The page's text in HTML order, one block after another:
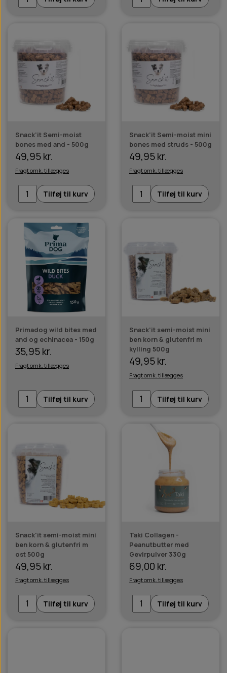
Snack'it Semi-moist
bones med and - 500g
49,95 kr.
Fragt omk. tillægges
Tilføj til kurv
Snack'it Semi-moist mini
bones med struds - 500g
49,95 kr.
Fragt omk. tillægges
Tilføj til kurv
Primadog wild bites med
and og echinacea - 150g
35,95 kr.
Fragt omk. tillægges
Tilføj til kurv
Snack'it semi-moist mini
ben korn & glutenfri m
kylling 500g
49,95 kr.
Fragt omk. tillægges
Tilføj til kurv
Snack'it semi-moist mini
ben korn & glutenfri m
ost 500g
49,95 kr.
Fragt omk. tillægges
Tilføj til kurv
Taki Collagen -
Peanutbutter med
Gevirpulver 330g
69,00 kr.
Fragt omk. tillægges
Tilføj til kurv